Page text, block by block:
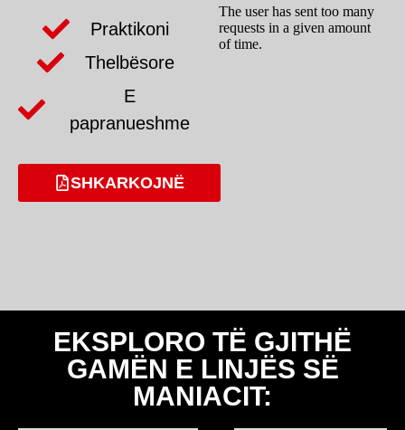
Praktikoni
Thelbësore
E
papranueshme
SHKARKOJNË
EKSPLORO TË GJITHË
GAMËN E LINJËS SË
MANIACIT: